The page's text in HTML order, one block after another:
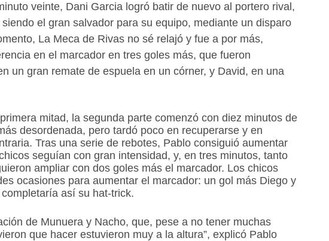
veinte, Dani Garcia logró batir de nuevo al portero rival,
el gran salvador para su equipo, mediante un disparo
La Meca de Rivas no sé relajó y fue a por más,
en el marcador en tres goles más, que fueron
un gran remate de espuela en un córner, y David, en una
mitad, la segunda parte comenzó con diez minutos de
desordenada, pero tardó poco en recuperarse y en
Tras una serie de rebotes, Pablo consiguió aumentar
seguían con gran intensidad, y, en tres minutos, tanto
ampliar con dos goles más el marcador. Los chicos
ocasiones para aumentar el marcador: un gol más Diego y
así su hat-trick.
de Munuera y Nacho, que, pese a no tener muchas
que hacer estuvieron muy a la altura”, explicó Pablo